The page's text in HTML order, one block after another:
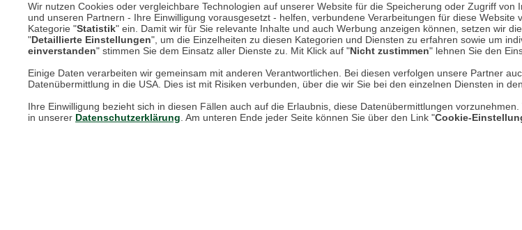
Wir nutzen Cookies oder vergleichbare Technologien auf unserer Website für die Speicherung oder Zugriff
und unseren Partnern - Ihre Einwilligung vorausgesetzt - helfen, verbundene Verarbeitungen für diese
Kategorie "Statistik" ein. Damit wir für Sie relevante Inhalte und auch Werbung anzeigen können, setzen wir
"Detaillierte Einstellungen", um die Einzelheiten zu diesen Kategorien und Diensten zu erfahren sowie um
einverstanden" stimmen Sie dem Einsatz aller Dienste zu. Mit Klick auf "Nicht zustimmen" lehnen Sie den
Einige Daten verarbeiten wir gemeinsam mit anderen Verantwortlichen. Bei diesen verfolgen unsere Partner
Datenübermittlung in die USA. Dies ist mit Risiken verbunden, über die wir Sie bei den einzelnen Diensten in
Ihre Einwilligung bezieht sich in diesen Fällen auch auf die Erlaubnis, diese Datenübermittlungen
in unserer Datenschutzerklärung . Am unteren Ende jeder Seite können Sie über den Link "Cookie-
Unsere Services für Sie
Online Magazin
Newsletter-Archiv
Mehr erfahren
Über uns
AGB